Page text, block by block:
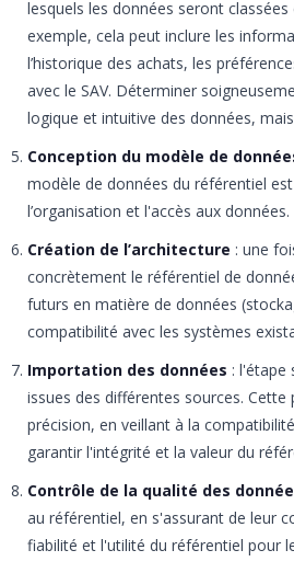
lesquels les données seront
exemple, cela peut inclure les
l’historique des achats, les
avec le SAV. Déterminer
logique et intuitive des données,
Conception du modèle de
modèle de données du référentiel
l’organisation et l'accès aux données.
Création de l’architecture : une
concrètement le référentiel de
futurs en matière de données
compatibilité avec les systèmes
Importation des données : l'étape
issues des différentes sources.
précision, en veillant à la
garantir l'intégrité et la valeur du
Contrôle de la qualité des
au référentiel, en s'assurant de leur
fiabilité et l'utilité du référentiel pour